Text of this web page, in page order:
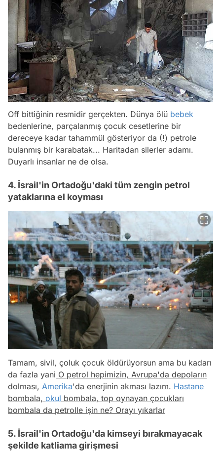
Off bittiğinin resmidir gerçekten. Dünya ölü bebek
bedenlerine, parçalanmış çocuk cesetlerine bir
dereceye kadar tahammül gösteriyor da (!) petrole
bulanmış bir karabatak... Haritadan silerler adamı.
Duyarlı insanlar ne de olsa.
4. İsrail'in Ortadoğu'daki tüm zengin petrol
yataklarına el koyması
Tamam, sivil, çoluk çocuk öldürüyorsun ama bu kadarı
da fazla yani O petrol hepimizin, Avrupa'da depoların
dolması, Amerika'da enerjinin akması lazım. Hastane
bombala, okul bombala, top oynayan çocukları
bombala da petrolle işin ne? Orayı yıkarlar
5. İsrail'in Ortadoğu'da kimseyi bırakmayacak
şekilde katliama girişmesi